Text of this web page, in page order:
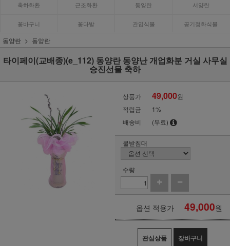
축하화환 근조화환 동양란 서양란
꽃바구니 꽃다발 관엽식물 공기정화식물
동양란 동양란
타이페이(교배종)(e_112) 동양란 동양난 개업화분 거실 사무실
승진선물 축하
상품가 49,000원
적립금
1%
배송비
(무료)
물받침대
수량
옵션 적용가 49,000원
관심상품 장바구니